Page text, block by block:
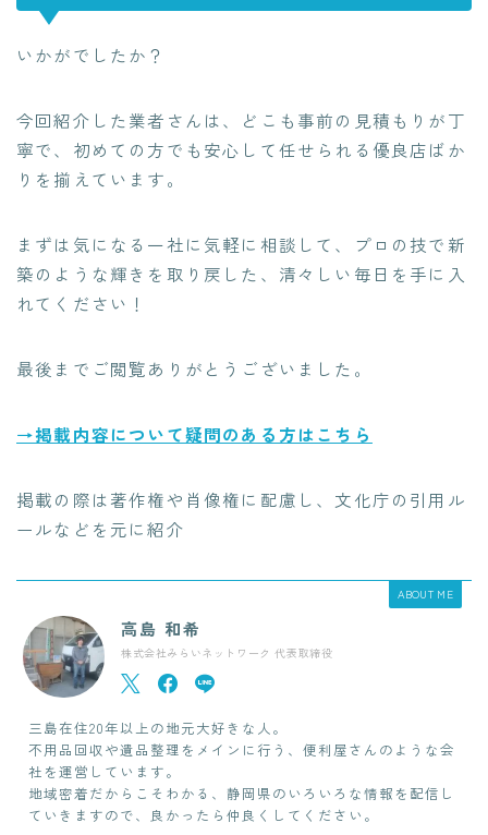
いかがでしたか？
今回紹介した業者さんは、どこも事前の見積もりが丁
寧で、初めての方でも安心して任せられる優良店ばか
りを揃えています。
まずは気になる一社に気軽に相談して、プロの技で新
築のような輝きを取り戻した、清々しい毎日を手に入
れてください！
最後までご閲覧ありがとうございました。
→掲載内容について疑問のある方はこちら
掲載の際は著作権や肖像権に配慮し、文化庁の引用ル
ールなどを元に紹介
ABOUT ME
高島 和希
株式会社みらいネットワーク 代表取締役
三島在住20年以上の地元大好きな人。
不用品回収や遺品整理をメインに行う、便利屋さんのような会
社を運営しています。
地域密着だからこそわかる、静岡県のいろいろな情報を配信し
ていきますので、良かったら仲良くしてください。